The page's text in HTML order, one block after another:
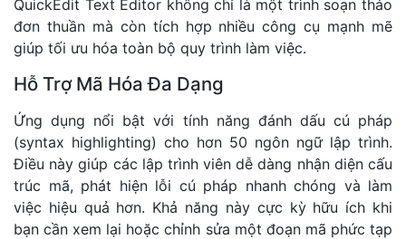
QuickEdit Text Editor không chỉ là một trình soạn thảo
đơn thuần mà còn tích hợp nhiều công cụ mạnh mẽ
giúp tối ưu hóa toàn bộ quy trình làm việc.
Hỗ Trợ Mã Hóa Đa Dạng
Ứng dụng nổi bật với tính năng đánh dấu cú pháp
(syntax highlighting) cho hơn 50 ngôn ngữ lập trình.
Điều này giúp các lập trình viên dễ dàng nhận diện cấu
trúc mã, phát hiện lỗi cú pháp nhanh chóng và làm
việc hiệu quả hơn. Khả năng này cực kỳ hữu ích khi
bạn cần xem lại hoặc chỉnh sửa một đoạn mã phức tạp